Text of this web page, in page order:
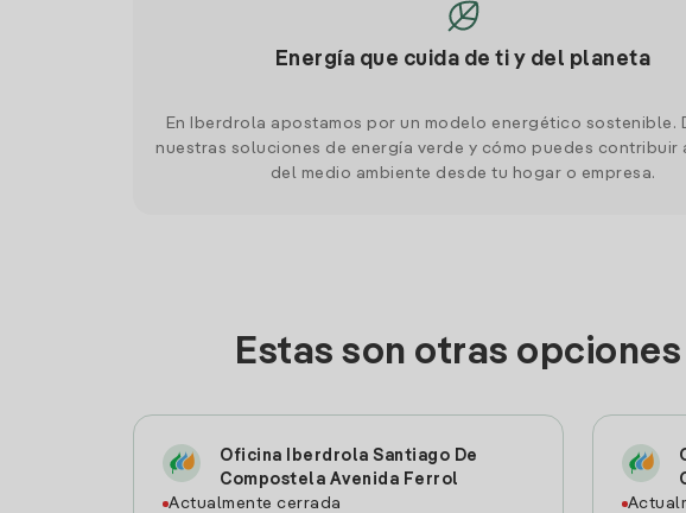
Energía que cuida de ti y del planeta
En Iberdrola apostamos por un modelo energético sostenible.
nuestras soluciones de energía verde y cómo puedes contribuir
del medio ambiente desde tu hogar o empresa.
Estas son otras
Oficina Iberdrola Santiago De
Compostela Avenida Ferrol
Actualmente cerrada